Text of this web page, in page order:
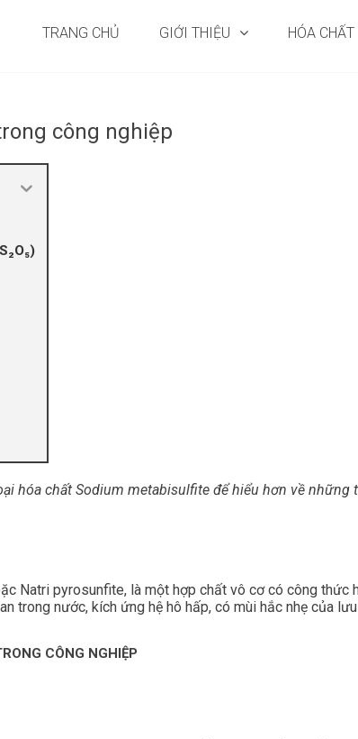
TRANG CHỦ GIỚI THIỆU HÓA
công nghiệp
hóa chất Sodium metabisulfite để hiểu hơn về những
Natri pyrosunfite, là một hợp chất vô cơ có công thức
trong nước, kích ứng hệ hô hấp, có mùi hắc nhẹ của
CÔNG NGHIỆP